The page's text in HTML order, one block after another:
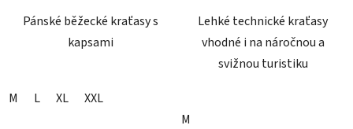
Pánské běžecké kraťasy s
kapsami
M L XL XXL
Lehké technické kraťasy
vhodné i na náročnou a
svižnou turistiku
M